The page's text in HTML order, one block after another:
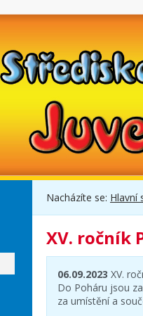
Nacházíte se: Hlavní
XV. ročník
06.09.2023 XV.
Do Poháru jsou
za umístění a